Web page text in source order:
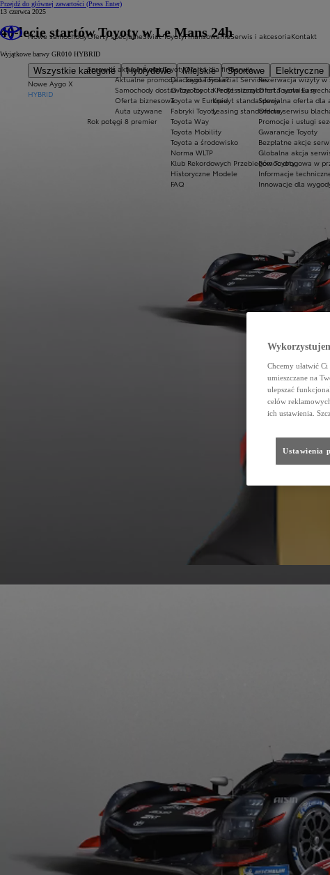
Przejdź do głównej zawartości (Press Enter)
Nowe samochody
Wszystkie kategorie Hybrydowe Miejskie Sportowe Elektryczne
Nowe Aygo X
HYBRID
Oferty specjalne
Sprawdź aktualne oferty
Aktualne promocje
Samochody dostawcze Toyota Professional
Oferta biznesowa
Auta używane
Rok potęgi 8 premier
Świat Toyoty
Świat Toyoty
Dlaczego Toyota?
O Toyocie
Toyota w Europie
Fabryki Toyoty
Toyota Way
Toyota Mobility
Toyota a środowisko
Norma WLTP
Klub Rekordowych Przebiegów Toyoty
Historyczne Modele
FAQ
Finansowanie
Oferta dla firm
Toyota Financial Services
Kredyt niższych rat Toyota Easy
Kredyt standardowy
Leasing standardowy
Serwis i akcesoria
Serwis
Rezerwacja wizyty w
Oferta serwisu
Specjalna oferta dla
Oferta serwisu
Promocje i usługi
Gwarancje Toyoty
Bezpłatne akcje
Globalna akcja
Pomoc drogowa w
Informacje
Innowacje dla
Kontakt
13 czerwca 2025
40-lecie startów Toyoty w Le Mans 24h
Wyjątkowe barwy GR010 HYBRID
Chcemy ułatwić
umieszczane na
ulepszać
celów
ich ustawienia.
Ustawienia